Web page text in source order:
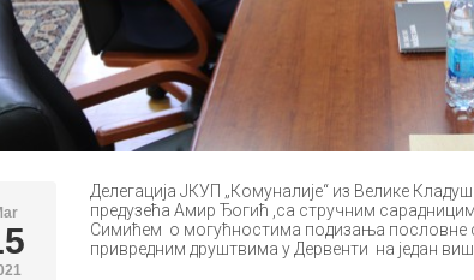
Делегација ЈКУП „Комуналије“ из Велике
предузећа Амир Ђогић ,са стручним
Симићем о могућностима подизања пословне
привредним друштвима у Дервенти на један